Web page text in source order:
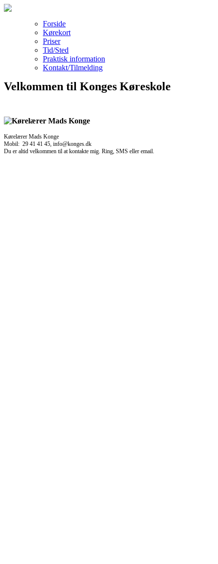
Forside
Kørekort
Priser
Tid/Sted
Praktisk information
Kontakt/Tilmelding
Velkommen til Konges Køreskole
Kørelærer Mads Konge
Mobil: 29 41 41 45, info@konges.dk
Du er altid velkommen til at kontakte mig. Ring, SMS eller email.